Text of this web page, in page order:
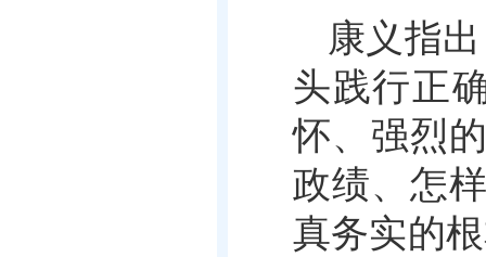
康义指
头践行正
怀、强烈
政绩、怎
真务实的